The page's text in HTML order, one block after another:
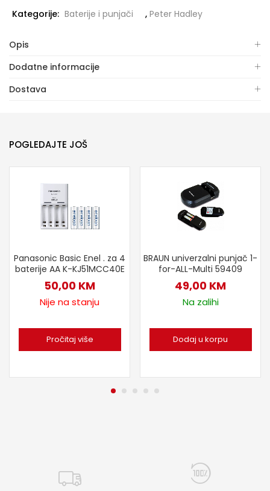
Kategorije: Baterije i punjači , Peter Hadley
Opis
Dodatne informacije
Dostava
POGLEDAJTE JOŠ
Panasonic Basic Enel . za 4
baterije AA K-KJ51MCC40E
50,00 KM
Nije na stanju
Pročitaj više
BRAUN univerzalni punjač 1-
for-ALL-Multi 59409
49,00 KM
Na zalihi
Dodaj u korpu